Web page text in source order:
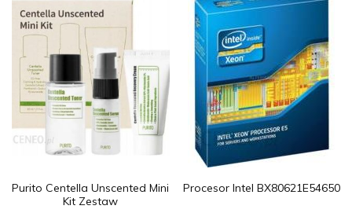
Purito Centella Unscented Mini
Kit Zestaw
Procesor Intel BX80621E54650